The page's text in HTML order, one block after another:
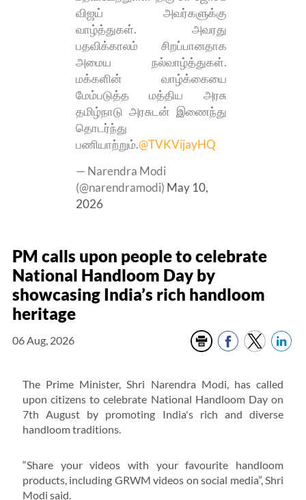
விஜய் அவர்களுக்கு
வாழ்த்துகள். அவரது
பதவிக்காலம் சிறப்பானதாக
அமைய நல்வாழ்த்துகள்.
மக்களின் வாழ்க்கையை
மேம்படுத்த மத்திய அரசு
தமிழ்நாடு அரசுடன் இணைந்து
தொடர்ந்து
பணியாற்றும்.@TVKVijayHQ
— Narendra Modi
(@narendramodi) May 10,
2026
PM calls upon people to celebrate
National Handloom Day by
showcasing India’s rich handloom
heritage
06 Aug, 2026
The Prime Minister, Shri Narendra Modi, has called
upon citizens to celebrate National Handloom Day on
7th August by promoting India's rich and diverse
handloom traditions.
“Share your videos with your favourite handloom
products, including GRWM videos on social media”, Shri
Modi said.